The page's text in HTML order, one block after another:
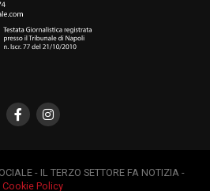
- IL TERZO SETTORE FA NOTIZIA -
Cookie Policy